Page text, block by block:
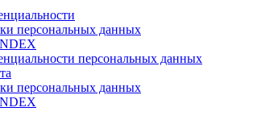
персональных данных
персональных данных
персональных данных